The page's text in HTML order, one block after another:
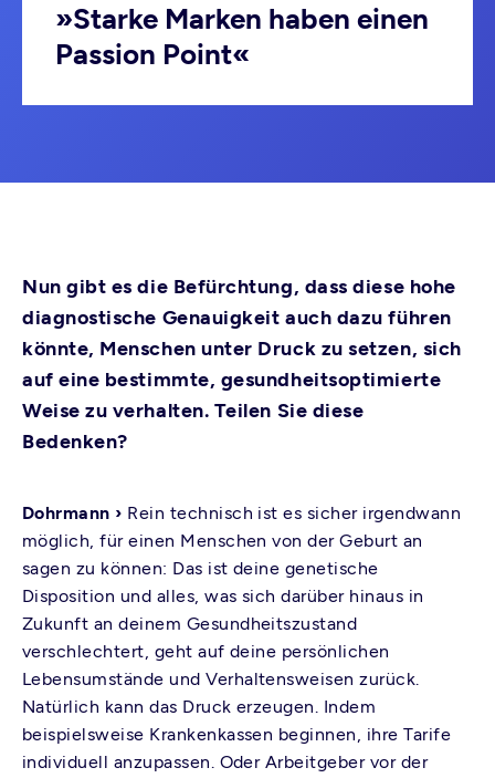
»Starke Marken haben einen
Passion Point«
Nun gibt es die Befürchtung, dass diese hohe
diagnostische Genauigkeit auch dazu führen
könnte, Menschen unter Druck zu setzen, sich
auf eine bestimmte, gesundheitsoptimierte
Weise zu verhalten. Teilen Sie diese
Bedenken?
Dohrmann › Rein technisch ist es sicher irgendwann
möglich, für einen Menschen von der Geburt an
sagen zu können: Das ist deine genetische
Disposition und alles, was sich darüber hinaus in
Zukunft an deinem Gesundheitszustand
verschlechtert, geht auf deine persönlichen
Lebensumstände und Verhaltensweisen zurück.
Natürlich kann das Druck erzeugen. Indem
beispielsweise Krankenkassen beginnen, ihre Tarife
individuell anzupassen. Oder Arbeitgeber vor der